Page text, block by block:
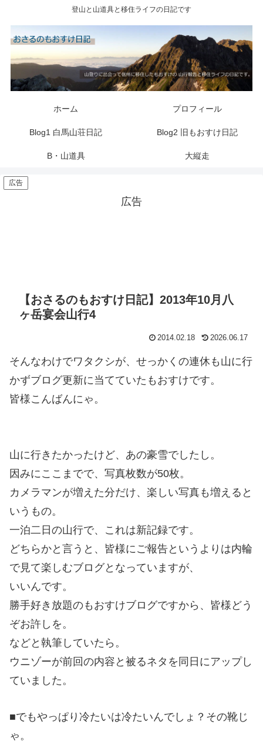
登山と山道具と移住ライフの日記です
ホーム プロフィール
Blog1 白馬山荘日記 Blog2 旧もおすけ日記
B・山道具 大縦走
広告
広告
【おさるのもおすけ日記】2013年10月八
ヶ岳宴会山行4
2014.02.18 2026.06.17
そんなわけでワタクシが、せっかくの連休も山に行
かずブログ更新に当てていたもおすけです。
皆様こんばんにゃ。
山に行きたかったけど、あの豪雪でしたし。
因みにここまでで、写真枚数が50枚。
カメラマンが増えた分だけ、楽しい写真も増えると
いうもの。
一泊二日の山行で、これは新記録です。
どちらかと言うと、皆様にご報告というよりは内輪
で見て楽しむブログとなっていますが、
いいんです。
勝手好き放題のもおすけブログですから、皆様どう
ぞお許しを。
などと執筆していたら。
ウニゾーが前回の内容と被るネタを同日にアップし
ていました。
■でもやっぱり冷たいは冷たいんでしょ？その靴じ
ゃ。